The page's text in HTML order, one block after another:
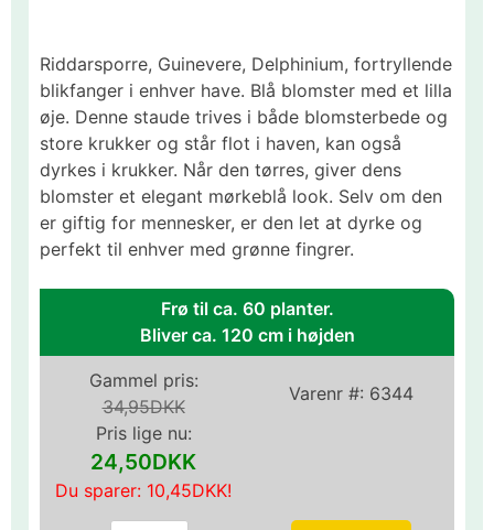
Riddarsporre, Guinevere, Delphinium, fortryllende
blikfanger i enhver have. Blå blomster med et lilla
øje. Denne staude trives i både blomsterbede og
store krukker og står flot i haven, kan også
dyrkes i krukker. Når den tørres, giver dens
blomster et elegant mørkeblå look. Selv om den
er giftig for mennesker, er den let at dyrke og
perfekt til enhver med grønne fingrer.
Frø til ca. 60 planter.
Bliver ca. 120 cm i højden
Varenr #: 6344
Gammel pris:
34,95DKK
Pris lige nu:
24,50DKK
Du sparer: 10,45DKK!